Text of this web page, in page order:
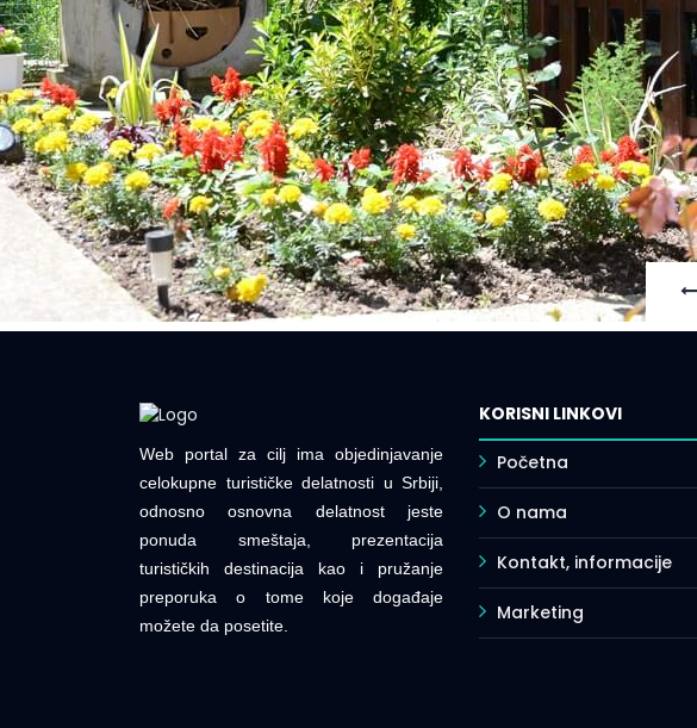
Web portal za cilj ima objedinjavanje
celokupne turističke delatnosti u Srbiji,
odnosno osnovna delatnost jeste
ponuda smeštaja, prezentacija
turističkih destinacija kao i pružanje
preporuka o tome koje događaje
možete da posetite.
KORISNI LINKOVI
Početna
O nama
Kontakt, informacije
Marketing